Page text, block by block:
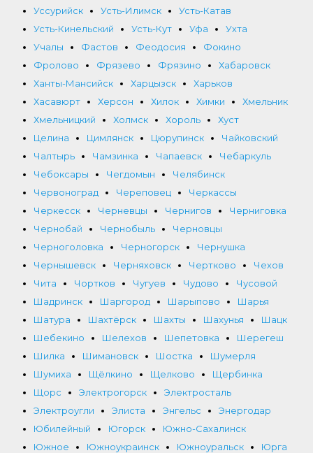
Уссурийск
Усть-Илимск
Усть-Катав
Усть-Кинельский
Усть-Кут Уфа
Ухта
Учалы
Фастов Феодосия
Фокино
Фролово
Фрязево Фрязино
Хабаровск
Ханты-Мансийск
Харцызск
Харьков
Хасавюрт
Херсон Хилок Химки
Хмельник
Хмельницкий
Холмск Хороль
Хуст
Целина
Цимлянск Цюрупинск
Чайковский
Чалтырь
Чамзинка Чапаевск
Чебаркуль
Чебоксары
Чегдомын
Челябинск
Червоноград
Череповец
Черкассы
Черкесск
Черневцы Чернигов
Черниговка
Чернобай
Чернобыль
Черновцы
Черноголовка
Черногорск
Чернушка
Чернышевск
Черняховск Чертково
Чехов
Чита
Чортков Чугуев Чудово
Чусовой
Шадринск
Шаргород Шарыпово
Шарья
Шатура
Шахтёрск Шахты Шахунья
Шацк
Шебекино
Шелехов Шепетовка
Шерегеш
Шилка
Шимановск Шостка
Шумерля
Шумиха
Щёлкино Щелково
Щербинка
Щорс
Электрогорск
Электросталь
Электроугли
Элиста Энгельс
Энергодар
Юбилейный
Югорск
Южно-Сахалинск
Южное
Южноукраинск Южноуральск
Юрга